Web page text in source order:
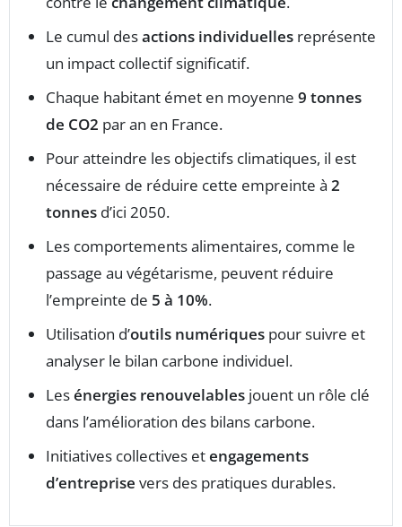
Le cumul desactions individuelles représente
un impact collectif significatif.
Chaque habitant émet en moyenne 9 tonnes
de CO2 par an en France.
Pour atteindre les objectifs climatiques, il est
nécessaire de réduire cette empreinte à 2
tonnes d’ici 2050.
Les comportements alimentaires, comme le
passage au végétarisme, peuvent réduire
l’empreinte de 5 à 10%.
Utilisation d’outils numériques pour suivre et
analyser le bilan carbone individuel.
Lesénergies renouvelables jouent un rôle clé
dans l’amélioration des bilans carbone.
Initiatives collectives etengagements
d’entreprise vers des pratiques durables.